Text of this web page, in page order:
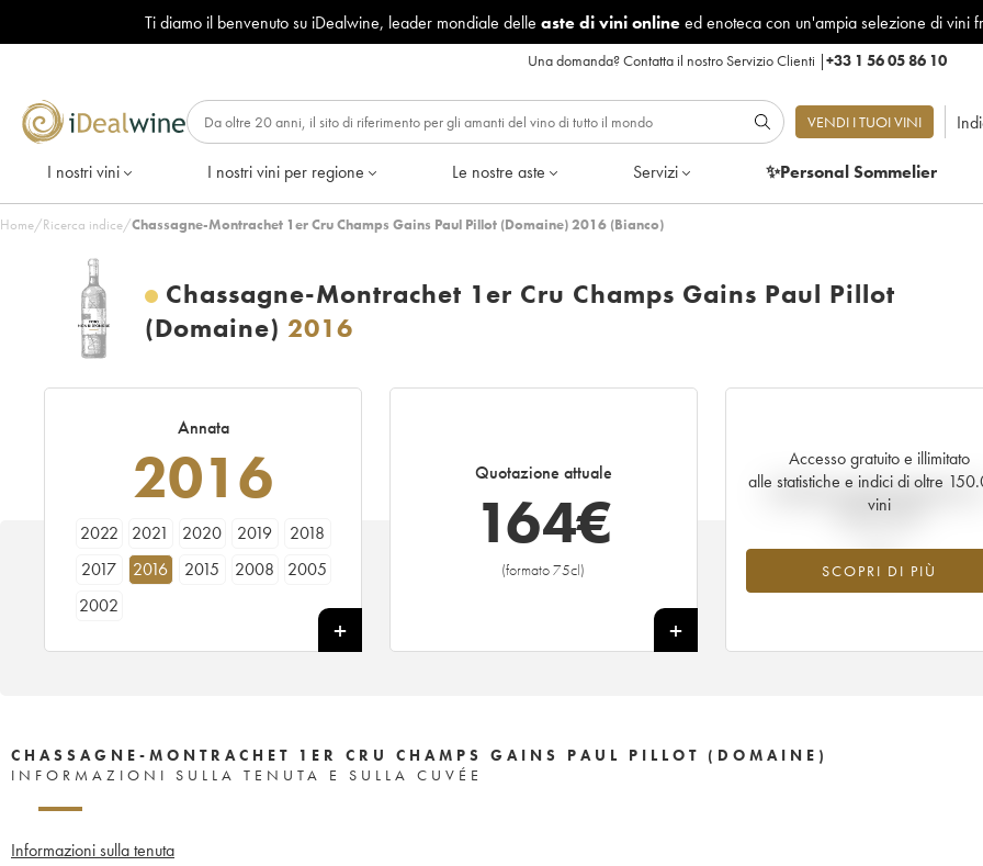
Ti diamo il benvenuto su iDealwine, leader mondiale delle aste di vini onlineed enoteca con un'ampia selezione di vini
Una domanda?Contatta il nostro Servizio Clienti |+33 1 56 05 86 10
VENDI I TUOI VINI
I nostri vini I nostri vini per regione Le nostre aste Servizi ✨Personal Sommelier
Home/Ricerca indice/Chassagne-Montrachet 1er Cru Champs Gains Paul Pillot (Domaine) 2016 (Bianco)
Chassagne-Montrachet 1er Cru Champs Gains Paul Pillot
(Domaine) 2016
Annata
2016
2022 2021 2020 2019
2018
2017
2016 2015 2008
2005
2002
Quotazione attuale
164€
(formato 75cl)
+
Accesso gratuito e illimitato
alle statistiche e indici di oltre
vini
SCOPRI DI PIÙ
Andamento della quotazione
tempo reale
CHASSAGNE-MONTRACHET 1ER CRU CHAMPS GAINS PAUL PILLOT (DOMAINE)
INFORMAZIONI SULLA TENUTA E SULLA CUVÉE
Informazioni sulla tenuta